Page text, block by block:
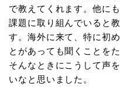
で教えてくれます。他に
課題に取り組んでいると
す。海外に来て、特に初
とがあっても聞くことを
そんなときにこうして声
いなと思いました。